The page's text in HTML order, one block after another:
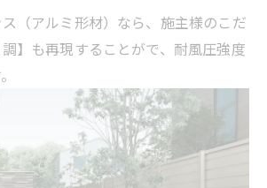
（アルミ形材）なら、施主様のこだ
】も再現することがで、耐風圧強度